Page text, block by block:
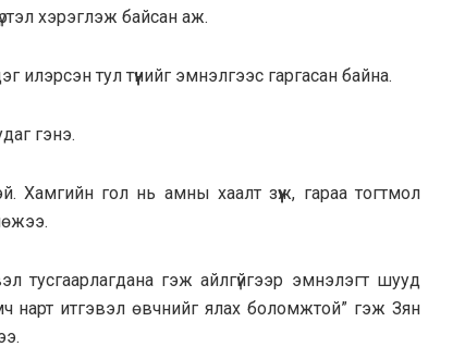
хэрэглэж байсан аж.
тул түүнийг эмнэлгээс гаргасан байна.
гэнэ.
Хамгийн гол нь амны хаалт зүүж, гараа тогтмол
тусгаарлагдана гэж айлгүйгээр эмнэлэгт шууд
нарт итгэвэл өвчнийг ялах боломжтой” гэж Зян